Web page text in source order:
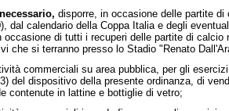
disporre, in occasione delle partite
dal calendario della Coppa Italia e degli
occasione di tutti i recuperi delle partite di
che si terranno presso lo Stadio "Renato
commerciali su area pubblica, per gli
del dispositivo della presente ordinanza, di
contenute in lattine e bottiglie di vetro;